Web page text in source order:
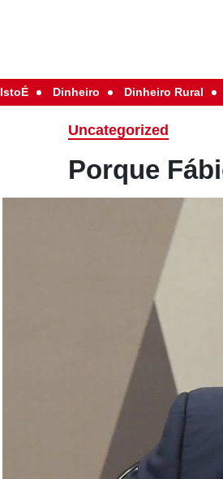
IstoÉ Dinheiro Dinheiro Rural
Uncategorized
Porque